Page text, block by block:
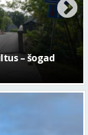
centram